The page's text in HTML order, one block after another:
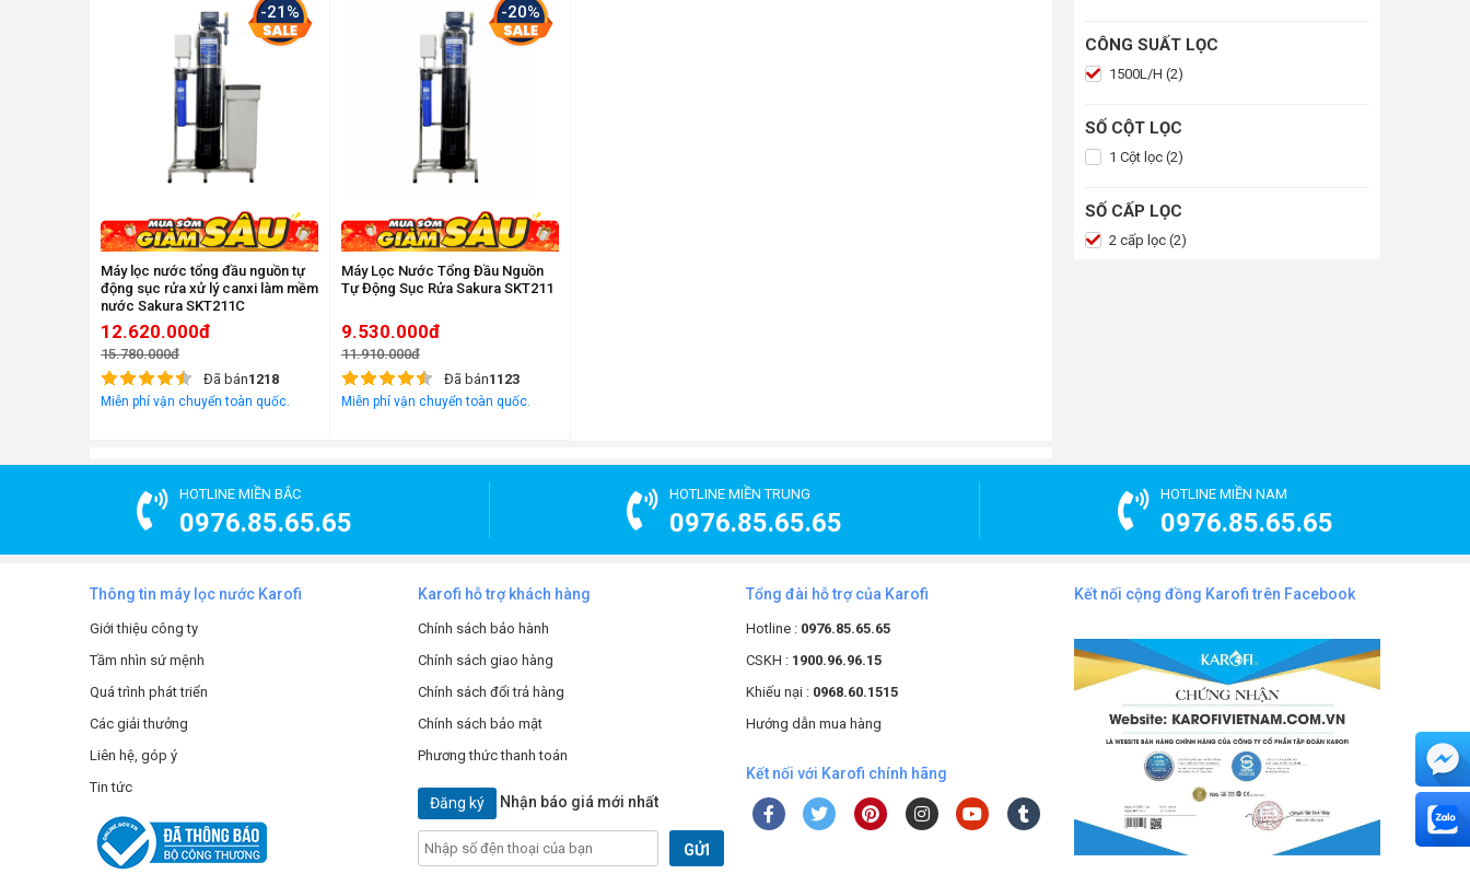
-21%
Máy lọc nước tổng đầu nguồn tự
động sục rửa xử lý canxi làm mềm
nước Sakura SKT211C
12.620.000đ
15.780.000đ
Đã bán1218
Miễn phí vận chuyển toàn quốc.
-20%
Máy Lọc Nước Tổng Đầu Nguồn
Tự Động Sục Rửa Sakura SKT211
9.530.000đ
11.910.000đ
Đã bán1123
Miễn phí vận chuyển toàn quốc.
CÔNG SUẤT LỌC
1500L/H (2)
SỐ CỘT LỌC
1 Cột lọc (2)
SỐ CẤP LỌC
2 cấp lọc (2)
HOTLINE MIỀN BẮC
0976.85.65.65
HOTLINE MIỀN TRUNG
0976.85.65.65
HOTLINE MIỀN NAM
0976.85.65.65
Thông tin máy lọc nước Karofi
Giới thiệu công ty
Tầm nhìn sứ mệnh
Quá trình phát triển
Các giải thưởng
Liên hệ, góp ý
Tin tức
Karofi hỗ trợ khách hàng
Chính sách bảo hành
Chính sách giao hàng
Chính sách đổi trả hàng
Chính sách bảo mật
Phương thức thanh toán
Đăng ký Nhận báo giá mới nhất
GỬI
Tổng đài hỗ trợ của Karofi
Hotline : 0976.85.65.65
CSKH : 1900.96.96.15
Khiếu nại : 0968.60.1515
Hướng dẫn mua hàng
Kết nối với Karofi chính hãng
Kết nối cộng đồng Karofi trên Facebook